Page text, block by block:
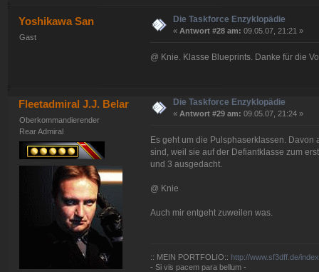
Yoshikawa San
Gast
Die Taskforce Enzyklopädie
« Antwort #28 am: 09.05.07, 21:21 »
@ Knie. Klasse Blueprints. Danke für die
Fleetadmiral J.J. Belar
Oberkommandierender
Rear Admiral
Die Taskforce Enzyklopädie
« Antwort #29 am: 09.05.07, 21:24 »
Es geht um die Pulsphaserklassen.
sind, weil sie auf der Defiantklasse zum
und 3 ausgedacht.
@ Knie
Auch mir entgeht zuweilen was.
:: MEIN PORTFOLIO:: http://www.sf3dff.de/
- Si vis pacem para bellum -